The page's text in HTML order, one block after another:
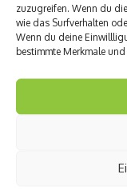
zuzugreifen. Wenn du
wie das Surfverhalten
Wenn du deine
bestimmte Merkmale
Christine